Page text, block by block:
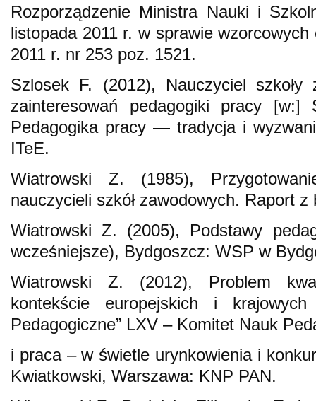
Rozporządzenie Ministra Nauki i
listopada 2011 r. w sprawie
2011 r. nr 253 poz. 1521.
Szlosek F. (2012), Nauczyciel szkoły
zainteresowań pedagogiki pracy
Pedagogika pracy — tradycja i
ITeE.
Wiatrowski Z. (1985),
nauczycieli szkół zawodowych. Raport
Wiatrowski Z. (2005), Podstawy
wcześniejsze), Bydgoszcz: WSP w
Wiatrowski Z. (2012), Problem
kontekście europejskich i
Pedagogiczne” LXV – Komitet Nauk
i praca – w świetle urynkowienia i
Kwiatkowski, Warszawa: KNP PAN.